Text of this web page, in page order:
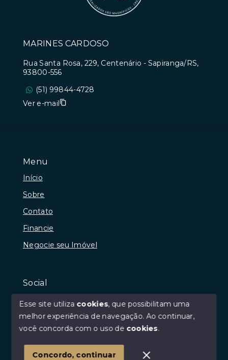
Menu
Início
Sobre
Contato
Financie
Negocie seu Imóvel
Social
Facebook
Youtube
MARINES CARDOSO
Rua Santa Rosa, 229, Centenário - Sapiranga/RS,
93800-556
(51) 99844-4728
Ver e-mail
Esse site utiliza cookies, que possibilitam uma
melhor experiência de navegação.Ao continuar,
você concorda com o uso de cookies.
Concordo, continuar